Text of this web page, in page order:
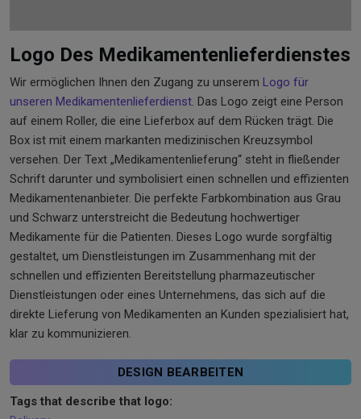
Logo Des Medikamentenlieferdienstes
Wir ermöglichen Ihnen den Zugang zu unserem Logo für
unseren Medikamentenlieferdienst. Das Logo zeigt eine Person
auf einem Roller, die eine Lieferbox auf dem Rücken trägt. Die
Box ist mit einem markanten medizinischen Kreuzsymbol
versehen. Der Text „Medikamentenlieferung“ steht in fließender
Schrift darunter und symbolisiert einen schnellen und effizienten
Medikamentenanbieter. Die perfekte Farbkombination aus Grau
und Schwarz unterstreicht die Bedeutung hochwertiger
Medikamente für die Patienten. Dieses Logo wurde sorgfältig
gestaltet, um Dienstleistungen im Zusammenhang mit der
schnellen und effizienten Bereitstellung pharmazeutischer
Dienstleistungen oder eines Unternehmens, das sich auf die
direkte Lieferung von Medikamenten an Kunden spezialisiert hat,
klar zu kommunizieren.
DESIGN BEARBEITEN
Tags that describe that logo: